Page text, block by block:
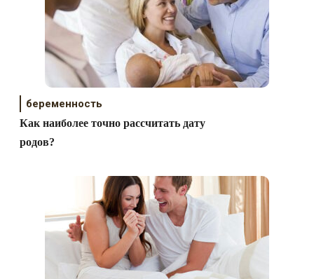
беременность
Как наиболее точно рассчитать дату
родов?